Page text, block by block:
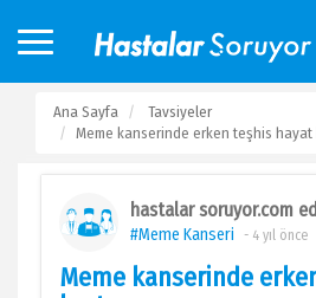
Ana Sayfa
Tavsiyeler
Meme kanserinde erken teşhis hayat
hastalar soruyor.com
#Meme Kanseri - 4 yıl önce
Meme kanserinde